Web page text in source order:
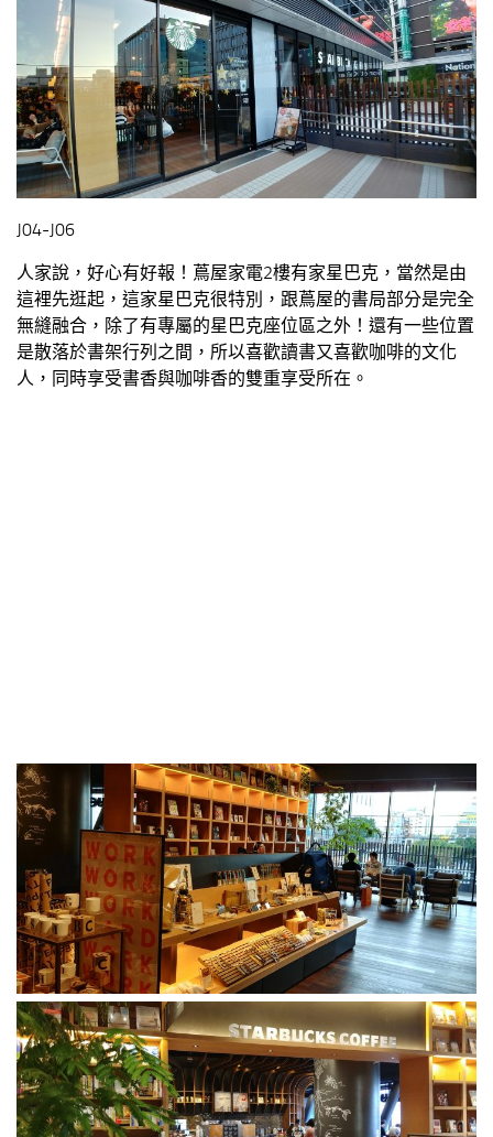
J04-J06
人家說，好心有好報！蔦屋家電2樓有家星巴克，當然是由
這裡先逛起，這家星巴克很特別，跟蔦屋的書局部分是完全
無縫融合，除了有專屬的星巴克座位區之外！還有一些位置
是散落於書架行列之間，所以喜歡讀書又喜歡咖啡的文化
人，同時享受書香與咖啡香的雙重享受所在。